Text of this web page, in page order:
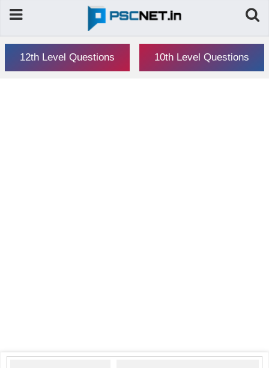
12th Level Questions 10th Level Questions